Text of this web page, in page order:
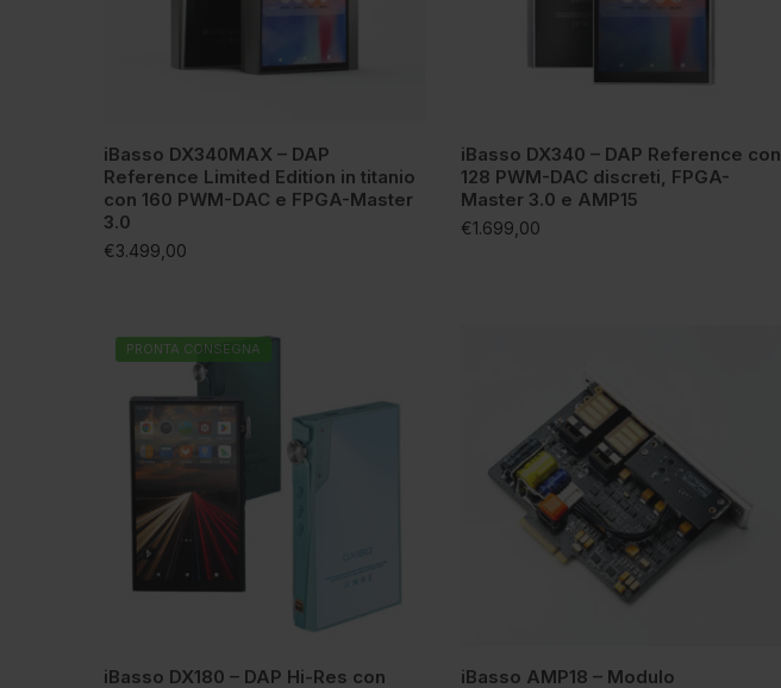
iBasso DX340MAX – DAP
Reference Limited Edition in titanio
con 160 PWM-DAC e FPGA-Master
3.0
€3.499,00
iBasso DX340 – DAP Reference con
128 PWM-DAC discreti, FPGA-
Master 3.0 e AMP15
€1.699,00
PRONTA CONSEGNA
iBasso DX180 – DAP Hi-Res con
iBasso AMP18 – Modulo